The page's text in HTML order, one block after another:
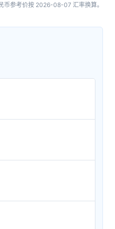
币参考价按 2026-08-07 汇率换算。